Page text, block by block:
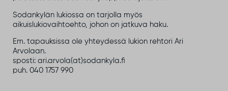
Sodankylän lukiossa on tarjolla myös
aikuislukiovaihtoehto, johon on jatkuva haku.
Em. tapauksissa ole yhteydessä lukion rehtori Ari
Arvolaan.
sposti: ari.arvola(at)sodankyla.fi
puh. 040 1757 990